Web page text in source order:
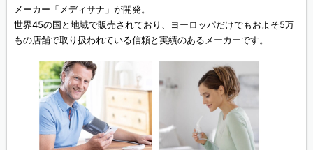
メーカー「メディサナ」が開発。
世界45の国と地域で販売されており、ヨーロッパだけでもおよそ5万
もの店舗で取り扱われている信頼と実績のあるメーカーです。